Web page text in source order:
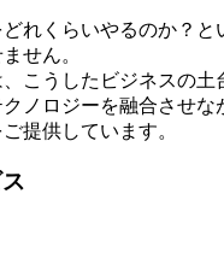
どれくらいやるのか？
せん。
、こうしたビジネスの土
ノロジーを融合させな
提供しています。